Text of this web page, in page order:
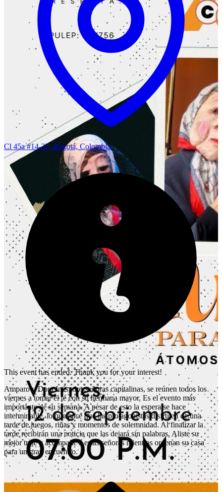
Cl 45a #14-37, Bogotá, Colombia
This event has ended. Thank you for your interest!
Amparo y Dora Inés, dos señoras capitalinas, se reúnen todos los
viernes a tomar el té con su hermana mayor. Es el evento más
importante de su semana. A pesar de esto la espera se hace
interminable, lo que hace que las protagonistas disfruten de una
tarde de juegos, riñas y momentos de solemnidad. Al finalizar la
tarde recibirán una noticia que las dejará sin palabras. Aliste su
mejor traje y acompañe a estas señoras mientras ordenan su casa
para un gran encuentro.